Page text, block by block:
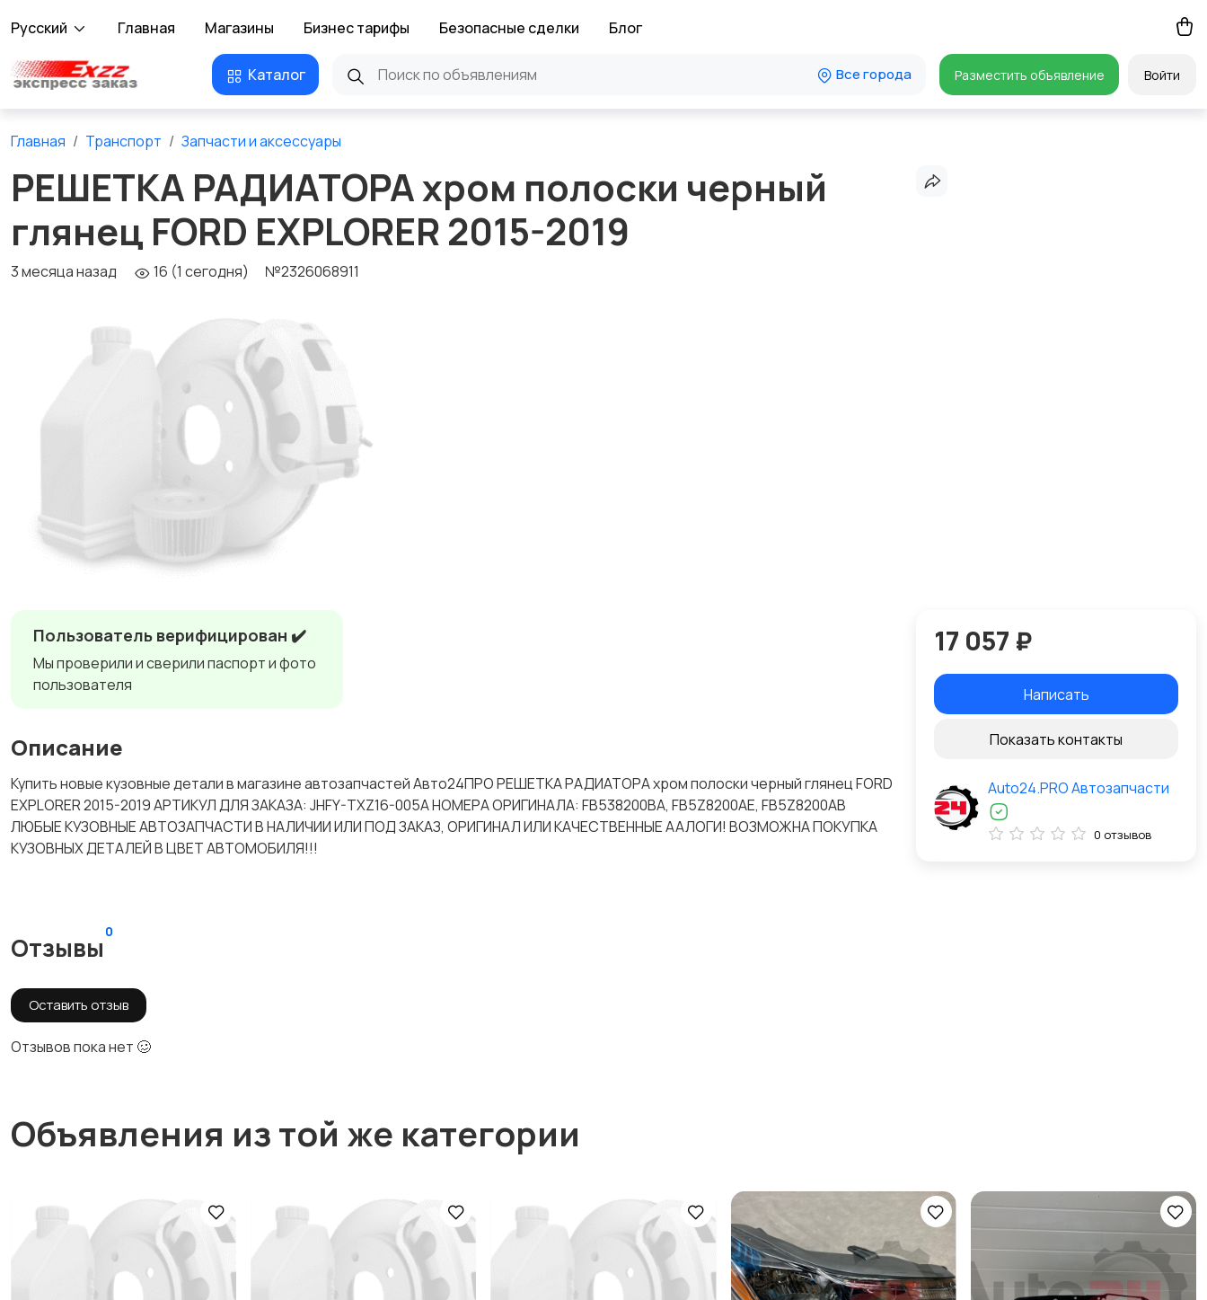
Русский Главная Магазины Бизнес тарифы Безопасные сделки Блог
Каталог Все города Разместить объявление Войти
Главная Транспорт Запчасти и аксессуары
РЕШЕТКА РАДИАТОРА хром полоски черный
глянец FORD EXPLORER 2015-2019
3 месяца назад 16 (1 сегодня) №2326068911
Пользователь верифицирован ✔️
Мы проверили и сверили паспорт и фото
пользователя
Описание
Купить новые кузовные детали в магазине автозапчастей Авто24ПРО РЕШЕТКА РАДИАТОРА хром полоски черный глянец FORD
EXPLORER 2015-2019 АРТИКУЛ ДЛЯ ЗАКАЗА: JHFY-TXZ16-005A НОМЕРА ОРИГИНАЛА: FB538200BA, FB5Z8200AE, FB5Z8200AB
ЛЮБЫЕ КУЗОВНЫЕ АВТОЗАПЧАСТИ В НАЛИЧИИ ИЛИ ПОД ЗАКАЗ, ОРИГИНАЛ ИЛИ КАЧЕСТВЕННЫЕ ААЛОГИ! ВОЗМОЖНА ПОКУПКА
КУЗОВНЫХ ДЕТАЛЕЙ В ЦВЕТ АВТОМОБИЛЯ!!!
Отзывы
0
Оставить отзыв
Отзывов пока нет 🥴
17 057 ₽
Написать
Показать контакты
Auto24.PRO Автозапчасти
0 отзывов
Объявления из той же категории